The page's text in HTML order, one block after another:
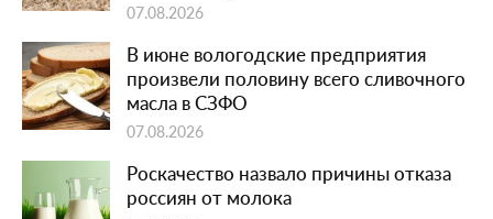
07.08.2026
В июне вологодские предприятия
произвели половину всего сливочного
масла в СЗФО
07.08.2026
Роскачество назвало причины отказа
россиян от молока